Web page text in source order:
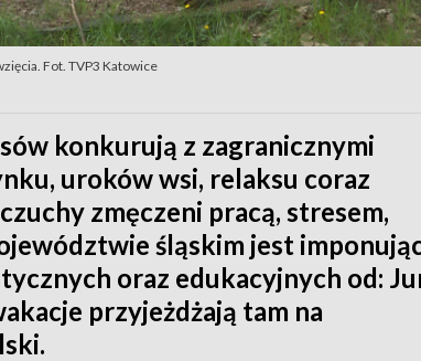
Fot. TVP3 Katowice
konkurują z zagranicznymi
uroków wsi, relaksu coraz
zmęczeni pracą, stresem,
śląskim jest
oraz edukacyjnych od:
przyjeżdżają tam na